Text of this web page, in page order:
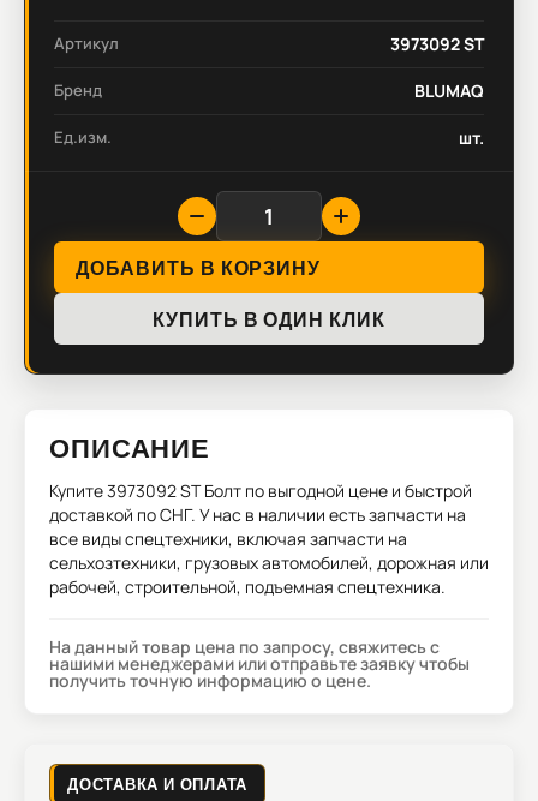
Артикул 3973092 ST
Бренд BLUMAQ
Ед.изм. шт.
ДОБАВИТЬ В КОРЗИНУ
КУПИТЬ В ОДИН КЛИК
ОПИСАНИЕ
Купите3973092 ST Болт по выгодной цене и быстрой
доставкой по СНГ. У нас в наличии есть запчасти на
все виды спецтехники, включая запчасти на
сельхозтехники, грузовых автомобилей, дорожная или
рабочей, строительной, подъемная спецтехника.
На данный товар цена по запросу, свяжитесь с
нашими менеджерами или отправьте заявку чтобы
получить точную информацию о цене.
ДОСТАВКА И ОПЛАТА